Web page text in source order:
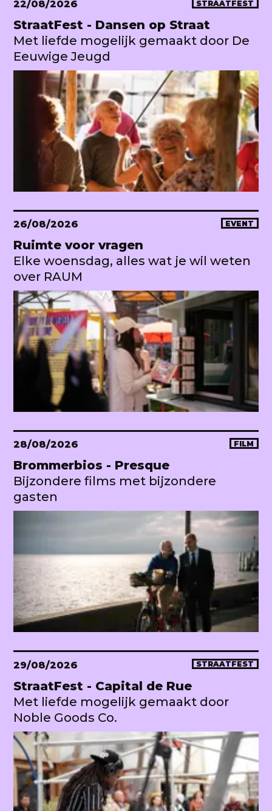
22/08/2026 STRAATFEST
StraatFest - Dansen op Straat
Met liefde mogelijk gemaakt door De
Eeuwige Jeugd
26/08/2026 EVENT
Ruimte voor vragen
Elke woensdag, alles wat je wil weten
over RAUM
28/08/2026 FILM
Brommerbios - Presque
Bijzondere films met bijzondere
gasten
29/08/2026 STRAATFEST
StraatFest - Capital de Rue
Met liefde mogelijk gemaakt door
Noble Goods Co.